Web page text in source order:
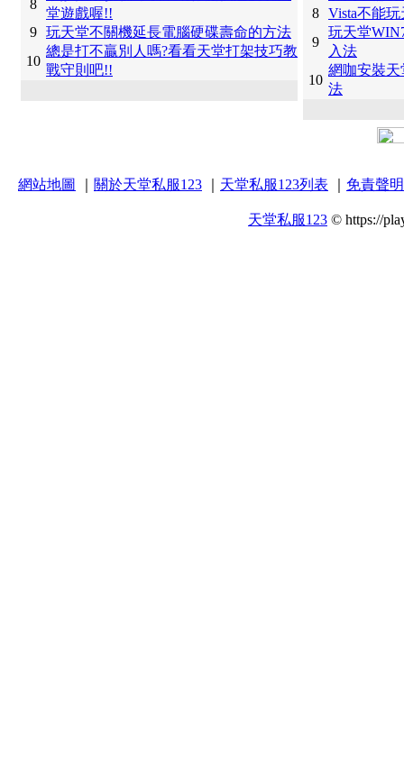
8
堂遊戲喔!!
9 玩天堂不關機延長電腦硬碟壽命的方法
10
總是打不贏別人嗎?看看天堂打架技巧教
戰守則吧!!
8 Vista不能
9
玩天堂
入法
10
網咖安裝
法
網站地圖 關於天堂私服123 天堂私服123列表 免責聲明
天堂私服123 © https://